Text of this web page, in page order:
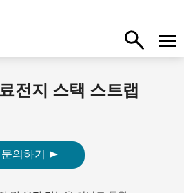
전지 스택 스트랩
문의하기